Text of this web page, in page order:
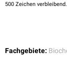
:
etc.
500 Zeichen
Fachgebiete: